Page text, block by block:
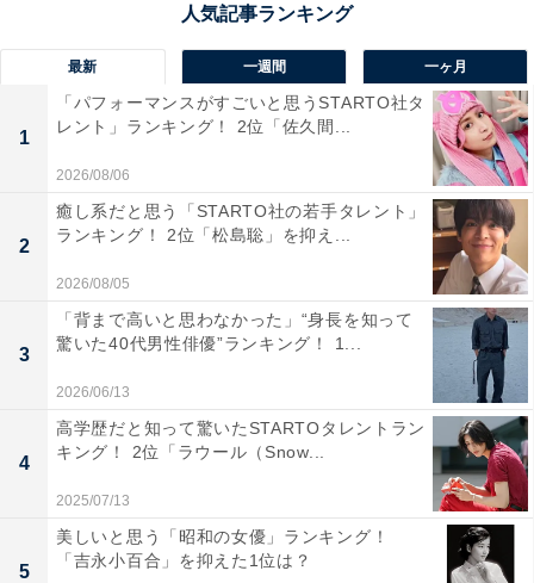
View this post on Instagram
最新 一週間 一ヶ月
1
「パフォーマンスがすごいと思うSTARTO社タ
レント」ランキング！ 2位「佐久間...
2026/08/06
2
癒し系だと思う「STARTO社の若手タレント」
ランキング！ 2位「松島聡」を抑え...
2026/08/05
3
「背まで高いと思わなかった」“身長を知って
驚いた40代男性俳優”ランキング！ 1...
2026/06/13
4
高学歴だと知って驚いたSTARTOタレントラン
キング！ 2位「ラウール（Snow...
2025/07/13
5
美しいと思う「昭和の女優」ランキング！
「吉永小百合」を抑えた1位は？